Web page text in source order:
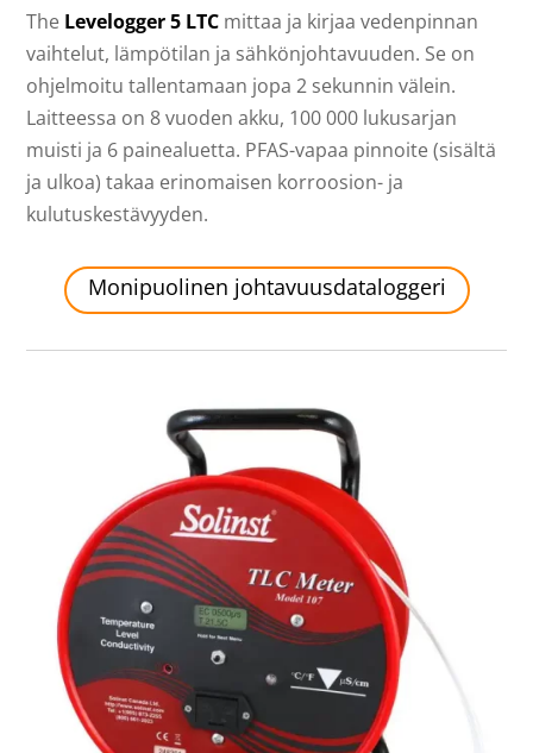
The Levelogger 5 LTC mittaa ja kirjaa vedenpinnan
vaihtelut, lämpötilan ja sähkönjohtavuuden. Se on
ohjelmoitu tallentamaan jopa 2 sekunnin välein.
Laitteessa on 8 vuoden akku, 100 000 lukusarjan
muisti ja 6 painealuetta. PFAS-vapaa pinnoite (sisältä
ja ulkoa) takaa erinomaisen korroosion- ja
kulutuskestävyyden.
Monipuolinen johtavuusdataloggeri